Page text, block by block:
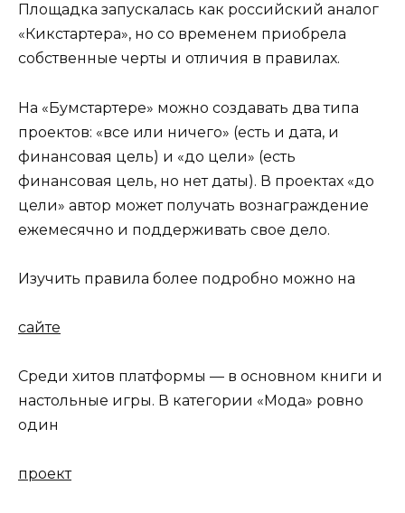
Площадка запускалась как российский аналог
«Кикстартера», но со временем приобрела
собственные черты и отличия в правилах.
На «Бумстартере» можно создавать два типа
проектов: «все или ничего» (есть и дата, и
финансовая цель) и «до цели» (есть
финансовая цель, но нет даты). В проектах «до
цели» автор может получать вознаграждение
ежемесячно и поддерживать свое дело.
Изучить правила более подробно можно на
сайте
Среди хитов платформы — в основном книги и
настольные игры. В категории «Мода» ровно
один
проект